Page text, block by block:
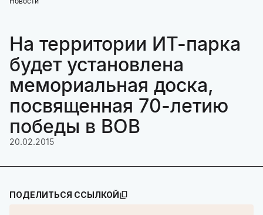
На территории ИТ-парка
будет установлена
мемориальная доска,
посвященная 70-летию
победы в ВОВ
20.02.2015
ПОДЕЛИТЬСЯ ССЫЛКОЙ